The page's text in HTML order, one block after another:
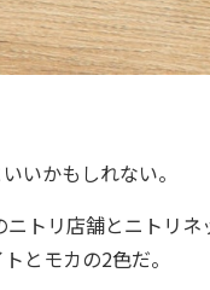
いかもしれない。
トリ店舗とニトリ
とモカの2色だ。